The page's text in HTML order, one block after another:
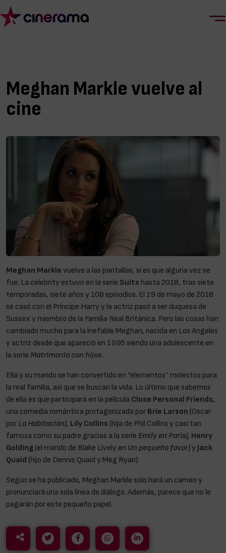
Meghan Markle vuelve al
cine
Meghan Markle vuelve a las pantallas, si es que alguna vez se
fue. La celebrity estuvo en la serie Suits hasta 2018, tras siete
temporadas, siete años y 108 episodios. El 19 de mayo de 2018
se casó con el Príncipe Harry y la actriz pasó a ser duquesa de
Sussex y miembro de la Familia Real Británica. Pero las cosas han
cambiado mucho para la inefable Meghan, nacida en Los Angeles
y actriz desde que apareció en 1995 siendo una adolescente en
la serie Matrimonio con hijos.
Ella y su marido se han convertido en “elementos” molestos para
la real familia, así que se buscan la vida. Lo último que sabemos
de ella es que participará en la película Close Personal Friends,
una comedia romántica protagonizada por Brie Larson (Oscar
por La Habitación), Lily Collins (hija de Phil Collins y casi tan
famosa como su padre gracias a la serie Emily en París), Henry
Golding (el marido de Blake Lively en Un pequeño favor)y Jack
Quaid (hijo de Dennis Quaid y Meg Ryan).
Según se ha publicado, Meghan Markle solo hará un cameo y
pronunciará una sola línea de diálogo. Además, parece que no le
pagarán por este pequeño papel.